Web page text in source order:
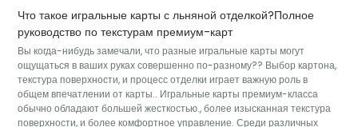
Что такое игральные карты с льняной отделкой?Полное
руководство по текстурам премиум-карт
Вы когда-нибудь замечали, что разные игральные карты могут
ощущаться в ваших руках совершенно по-разному?? Выбор картона,
текстура поверхности, и процесс отделки играет важную роль в
общем впечатлении от карты.. Игральные карты премиум-класса
обычно обладают большей жесткостью., более изысканная текстура
поверхности, и более комфортное управление. Среди различных